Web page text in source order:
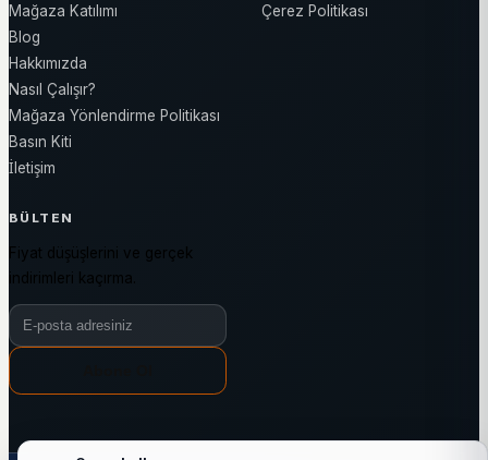
Mağaza Katılımı
Blog
Hakkımızda
Nasıl Çalışır?
Mağaza Yönlendirme Politikası
Basın Kiti
İletişim
Çerez Politikası
BÜLTEN
Fiyat düşüşlerini ve gerçek
indirimleri kaçırma.
Bülten e-posta adresiniz